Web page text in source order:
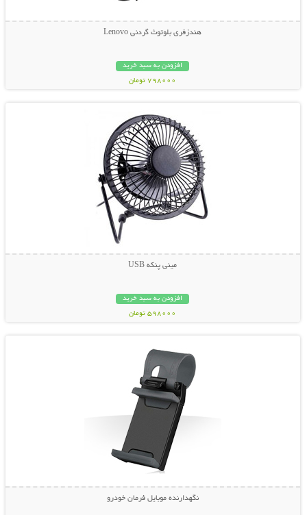
هندزفری بلوتوث گردنی Lenovo
افزودن به سبد خرید
798000 تومان
مینی پنکه USB
افزودن به سبد خرید
598000 تومان
نگهدارنده موبایل فرمان خودرو